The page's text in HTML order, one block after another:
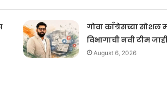
गोवा काँग्रेसच्या सोशल
विभागाची नवी टीम
August 6, 2026